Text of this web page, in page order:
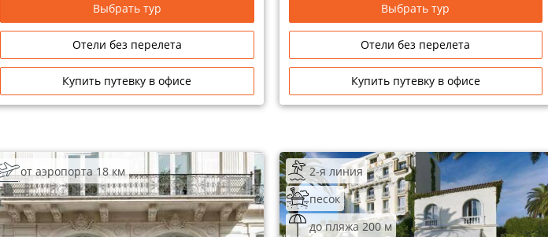
кулинарные деликатесы и высокий уровень
сервиса и комфорта.
Выбрать тур
Отели без перелета
Купить путевку в офисе
Выбрать тур
Отели без перелета
Купить путевку в офисе
от аэропорта 18 км
2-я линия
песок
до пляжа 200 м